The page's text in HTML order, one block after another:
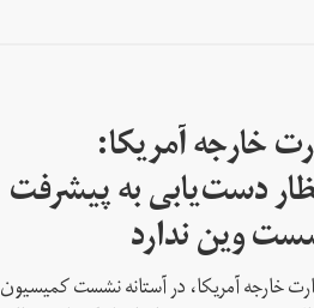
خارجه آمریکا:
دست‌یابی به پیشرفت
وین ندارد
خارجه آمریکا، در آستانه نشست کمیسیون